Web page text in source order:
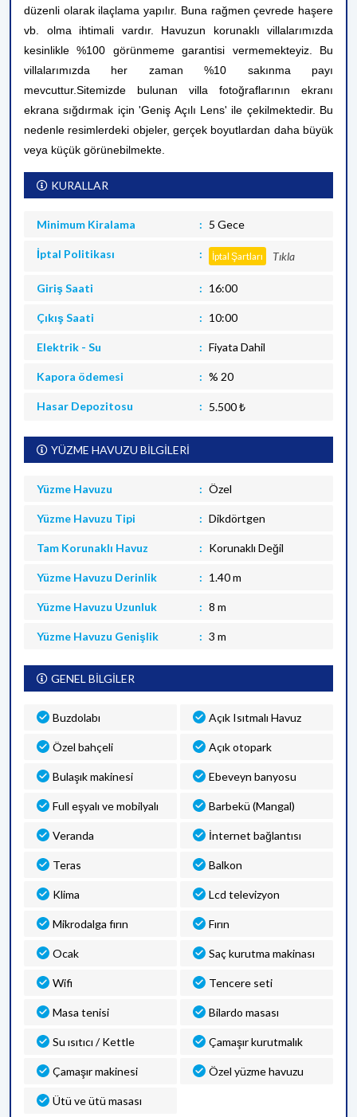
düzenli olarak ilaçlama yapılır. Buna rağmen çevrede haşere
vb. olma ihtimali vardır. Havuzun korunaklı villalarımızda
kesinlikle %100 görünmeme garantisi vermemekteyiz. Bu
villalarımızda her zaman %10 sakınma payı
mevcuttur.Sitemizde bulunan villa fotoğraflarının ekranı
ekrana sığdırmak için 'Geniş Açılı Lens' ile çekilmektedir. Bu
nedenle resimlerdeki objeler, gerçek boyutlardan daha büyük
veya küçük görünebilmekte.
KURALLAR
Minimum Kiralama 5 Gece
İptal Politikası İptal Şartları Tıkla
Giriş Saati 16:00
Çıkış Saati 10:00
Elektrik - Su Fiyata Dahil
Kapora ödemesi % 20
Hasar Depozitosu 5.500 ₺
YÜZME HAVUZU BİLGİLERİ
Yüzme Havuzu Özel
Yüzme Havuzu Tipi Dikdörtgen
Tam Korunaklı Havuz Korunaklı Değil
Yüzme Havuzu Derinlik 1.40 m
Yüzme Havuzu Uzunluk 8 m
Yüzme Havuzu Genişlik 3 m
GENEL BİLGİLER
Buzdolabı Açık Isıtmalı Havuz
Özel bahçeli Açık otopark
Bulaşık makinesi Ebeveyn banyosu
Full eşyalı ve mobilyalı Barbekü (Mangal)
Veranda İnternet bağlantısı
Teras Balkon
Klima Lcd televizyon
Mikrodalga fırın Fırın
Ocak Saç kurutma makinası
Wifi Tencere seti
Masa tenisi Bilardo masası
Su ısıtıcı / Kettle Çamaşır kurutmalık
Çamaşır makinesi Özel yüzme havuzu
Ütü ve ütü masası